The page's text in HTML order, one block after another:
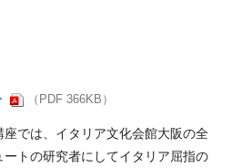
（PDF 366KB）
では、イタリア文化会館大阪の全
トの研究者にしてイタリア屈指の